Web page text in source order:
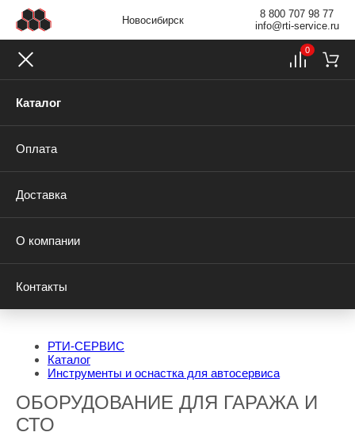
Новосибирск
8 800 707 98 77
info@rti-service.ru
Каталог
Оплата
Доставка
О компании
Контакты
0
РТИ-СЕРВИС
Каталог
Инструменты и оснастка для автосервиса
ОБОРУДОВАНИЕ ДЛЯ ГАРАЖА И
СТО